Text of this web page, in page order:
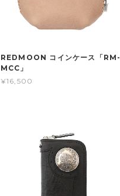
REDMOON コインケース「RM-
MCC」
¥16,500